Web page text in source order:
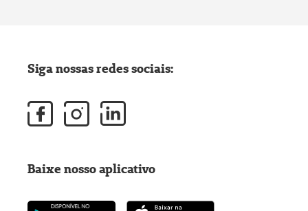
Siga nossas redes sociais:
Baixe nosso aplicativo